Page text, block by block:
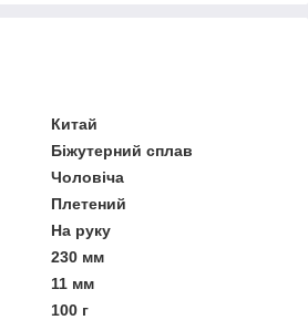
Китай
Біжутерний сплав
Чоловіча
Плетений
На руку
230 мм
11 мм
100 г